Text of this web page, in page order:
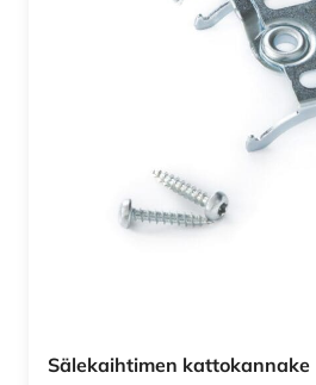
Sälekaihtimen kattokannake